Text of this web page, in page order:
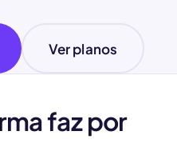
Ver planos
faz por